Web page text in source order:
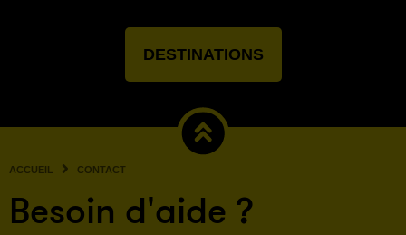
DESTINATIONS
ACCUEIL CONTACT
Besoin d'aide ?